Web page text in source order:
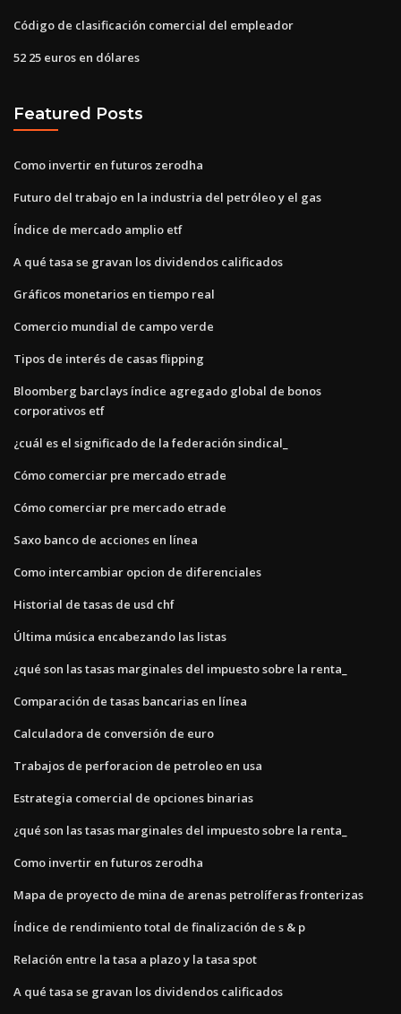
Código de clasificación comercial del empleador
52 25 euros en dólares
Featured Posts
Como invertir en futuros zerodha
Futuro del trabajo en la industria del petróleo y el gas
Índice de mercado amplio etf
A qué tasa se gravan los dividendos calificados
Gráficos monetarios en tiempo real
Comercio mundial de campo verde
Tipos de interés de casas flipping
Bloomberg barclays índice agregado global de bonos
corporativos etf
¿cuál es el significado de la federación sindical_
Cómo comerciar pre mercado etrade
Cómo comerciar pre mercado etrade
Saxo banco de acciones en línea
Como intercambiar opcion de diferenciales
Historial de tasas de usd chf
Última música encabezando las listas
¿qué son las tasas marginales del impuesto sobre la renta_
Comparación de tasas bancarias en línea
Calculadora de conversión de euro
Trabajos de perforacion de petroleo en usa
Estrategia comercial de opciones binarias
¿qué son las tasas marginales del impuesto sobre la renta_
Como invertir en futuros zerodha
Mapa de proyecto de mina de arenas petrolíferas fronterizas
Índice de rendimiento total de finalización de s & p
Relación entre la tasa a plazo y la tasa spot
A qué tasa se gravan los dividendos calificados